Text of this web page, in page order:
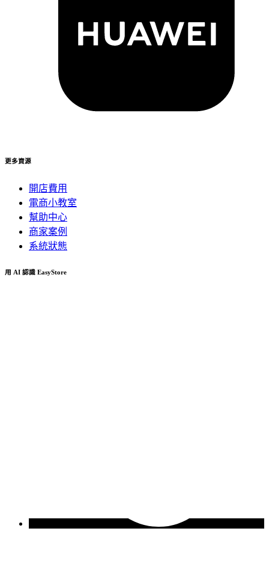
更多資源
開店費用
電商小教室
幫助中心
商家案例
系統狀態
用 AI 認識 EasyStore